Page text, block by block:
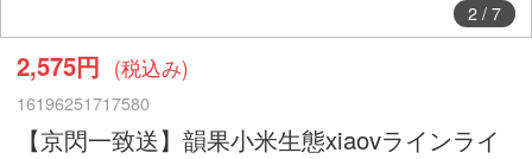
2/ 7
2,575円 (税込み)
16196251717580
【京閃一致送】韻果小米生態xiaovラインライ